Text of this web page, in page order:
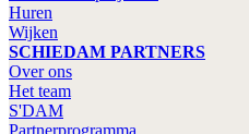
Huren
Wijken
SCHIEDAM PARTNERS
Over ons
Het team
S'DAM